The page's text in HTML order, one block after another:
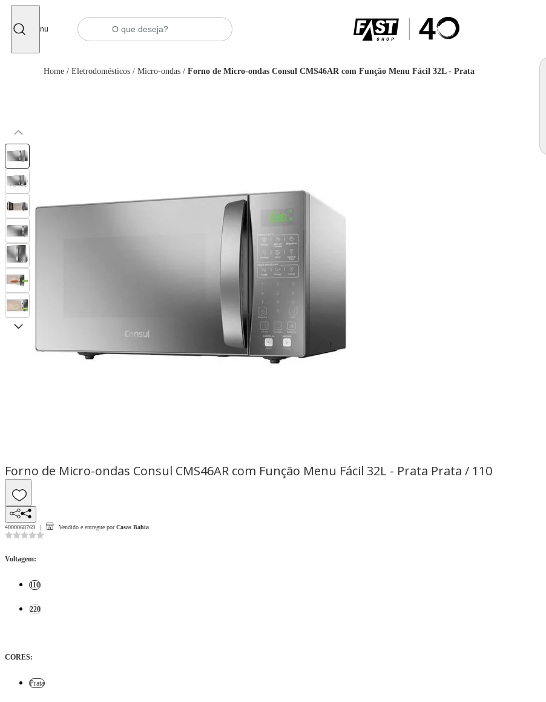
Menu
Home / Eletrodomésticos / Micro-ondas / Forno de Micro-ondas Consul CMS46AR com Função Menu Fácil 32L - Prata
Forno de Micro-ondas Consul CMS46AR com Função Menu Fácil 32L - Prata Prata / 110
4000068769 Vendido e entregue por Casas Bahia
Voltagem:
110
220
CORES:
Prata